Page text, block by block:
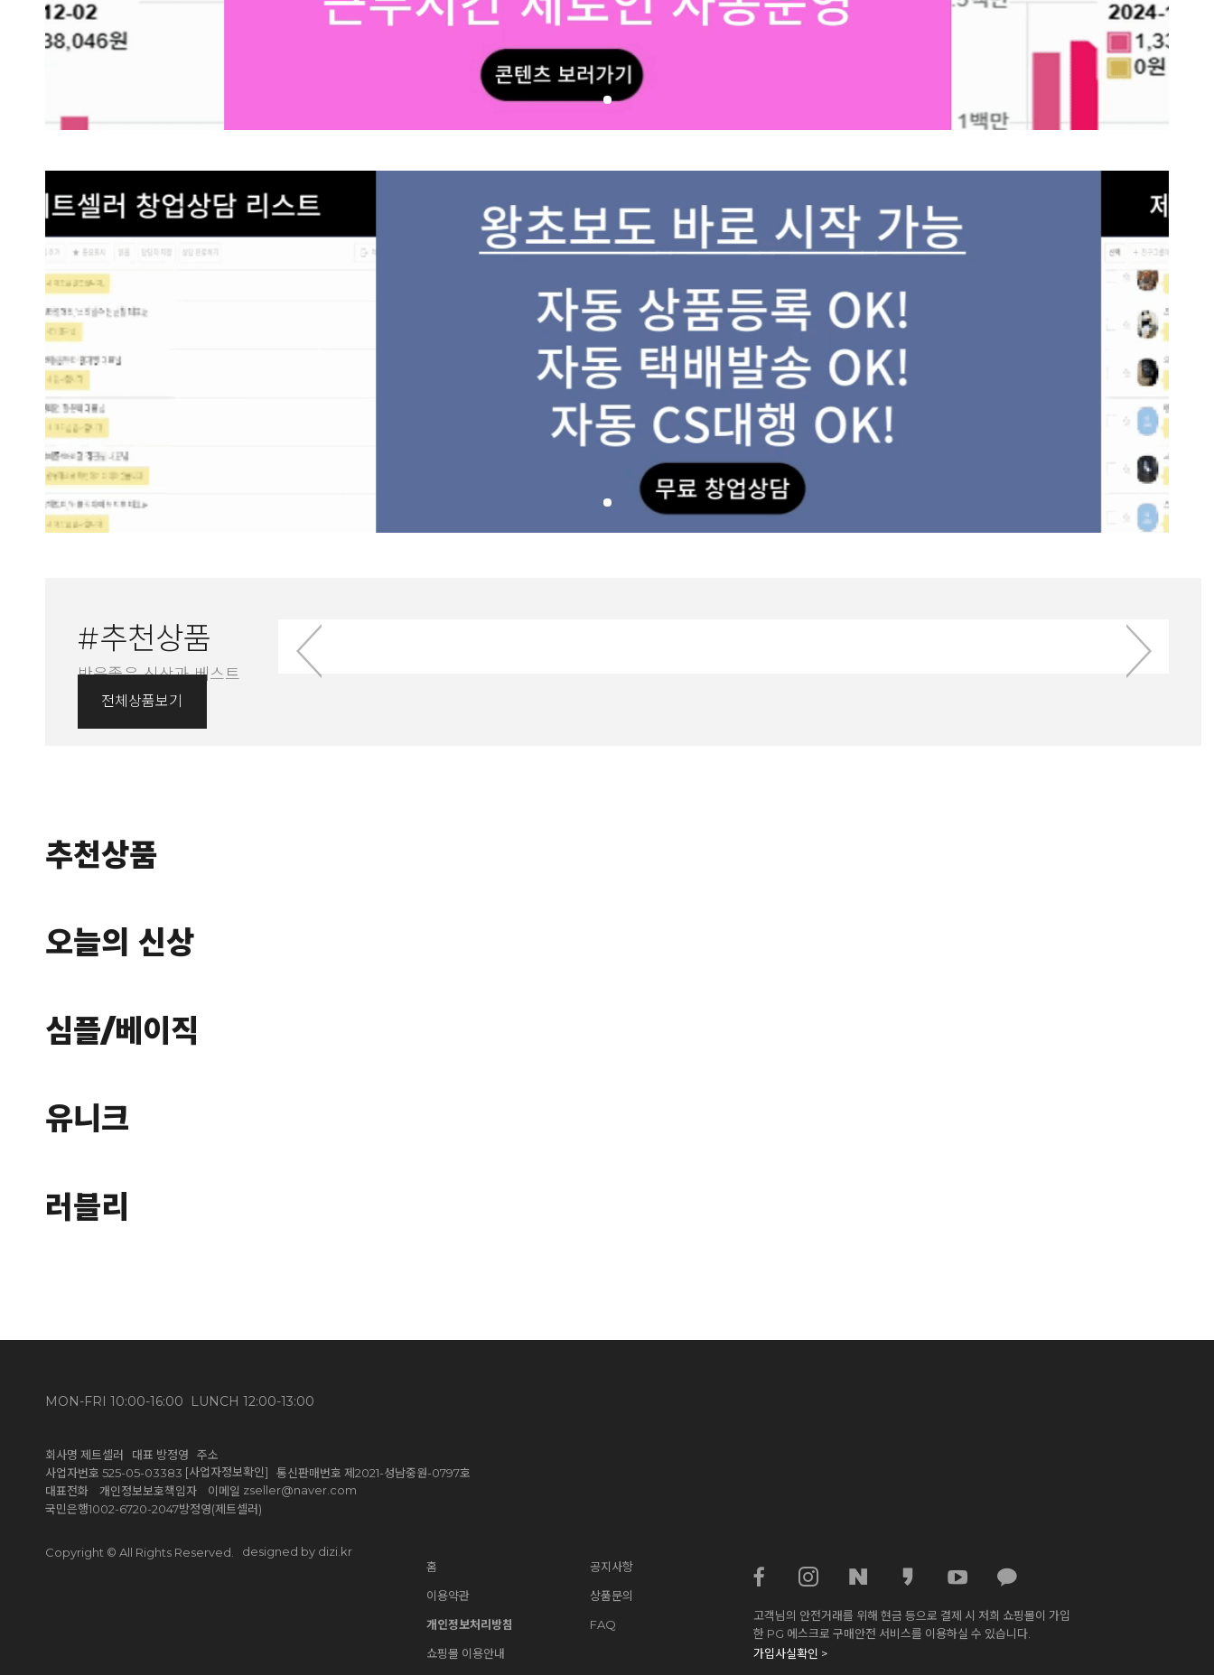
#추천상품
반응좋은 신상과 베스트
상품만 골라서!
전체상품보기
추천상품
오늘의 신상
심플/베이직
유니크
러블리
MON-FRI 10:00-16:00 LUNCH 12:00-13:00
회사명 제트셀러 대표 방정영 주소
사업자번호 525-05-03383 [사업자정보확인] 통신판매번호 제2021-성남중원-0797호
대표전화 개인정보보호책임자 이메일 zseller@naver.com
국민은행1002-6720-2047방정영(제트셀러)
Copyright © All Rights Reserved. designed by dizi.kr
홈
이용약관
개인정보처리방침
쇼핑몰 이용안내
공지사항
상품문의
FAQ
고객님의 안전거래를 위해 현금 등으로 결제 시 저희 쇼핑몰이 가입
한 PG 에스크로 구매안전 서비스를 이용하실 수 있습니다.
가입사실확인 >